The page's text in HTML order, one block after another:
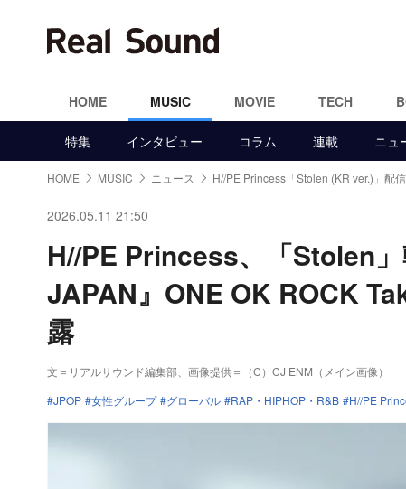
HOME MUSIC MOVIE TECH
特集 インタビュー コラム 連載 ニュ
HOME MUSIC ニュース H//PE Princess「Stolen (KR ver.)」配信
2026.05.11 21:50
H//PE Princess、「Stolen
JAPAN』ONE OK ROCK
露
文＝リアルサウンド編集部 、画像提供＝（C）CJ ENM（メイン画像）
JPOP
女性グループ グローバル RAP・HIPHOP・R&B H//PE